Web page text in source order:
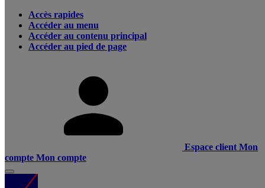
Accès rapides
Accéder au menu
Accéder au contenu principal
Accéder au pied de page
Espace client Mon
compte Mon compte